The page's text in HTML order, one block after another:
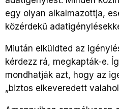
egy olyan alkalmazottja,
közérdekű
Miután elküldted az
kérdezz rá, megkapták-e.
mondhatják azt, hogy az
„biztos elkeveredett